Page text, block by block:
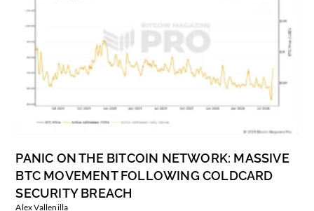
PANIC ON THE BITCOIN NETWORK: MASSIVE
BTC MOVEMENT FOLLOWING COLDCARD
SECURITY BREACH
Alex Vallenilla